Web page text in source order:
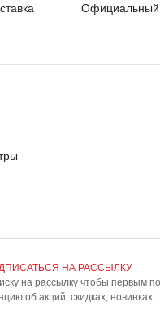
Официальный
НА РАССЫЛКУ
на рассылку чтобы первым
об акций, скидках, новинках.